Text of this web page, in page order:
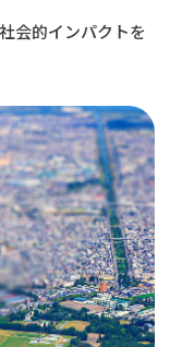
会的インパクトを